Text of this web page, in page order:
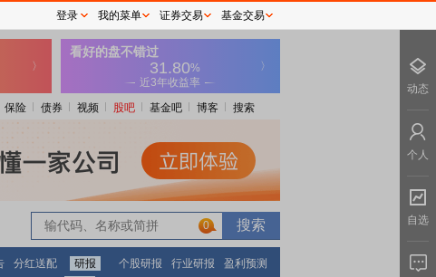
保险 债券 视频 股吧 基金吧 博客 搜索
0
分红送配 研报 个股研报 行业研报
盈利预测
登录 我的菜单 证券交易 基金交易
动态
个人
自选